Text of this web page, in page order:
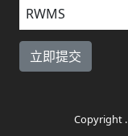
RWMS
Copyright .